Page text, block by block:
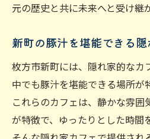
元の歴史と共に未来へと受け継
新町の豚汁を堪能できる
枚方市新町には、隠れ家的なカ
中でも豚汁を堪能できる場所が
これらのカフェは、静かな雰囲
が特徴で、ゆったりとした時間